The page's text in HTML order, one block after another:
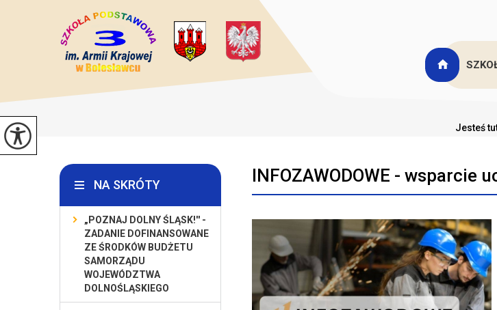
Jesteś
INFOZAWODOWE - wsparcie
NA SKRÓTY
„POZNAJ DOLNY ŚLĄSK!'' -
ZADANIE DOFINANSOWANE
ZE ŚRODKÓW BUDŻETU
SAMORZĄDU
WOJEWÓDZTWA
DOLNOŚLĄSKIEGO